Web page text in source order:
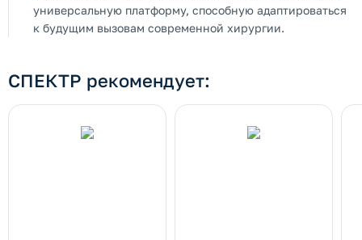
универсальную платформу, способную адаптироваться
к будущим вызовам современной хирургии.
СПЕКТР рекомендует: